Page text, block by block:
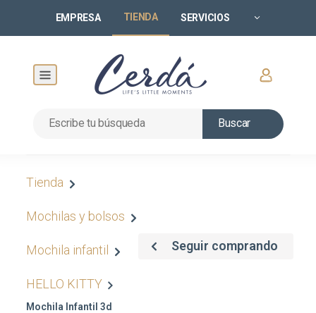
EMPRESA TIENDA SERVICIOS
Buscar
Tienda
Mochilas y bolsos
Mochila infantil
HELLO KITTY
Mochila Infantil 3d
Seguir comprando